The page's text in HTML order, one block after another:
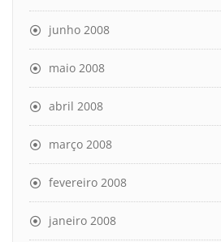
junho 2008
maio 2008
abril 2008
março 2008
fevereiro 2008
janeiro 2008